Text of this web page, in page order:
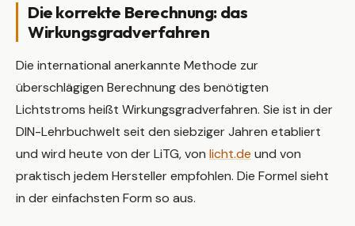
Die korrekte Berechnung: das
Wirkungsgradverfahren
Die international anerkannte Methode zur
überschlägigen Berechnung des benötigten
Lichtstroms heißt Wirkungsgradverfahren. Sie ist in der
DIN-Lehrbuchwelt seit den siebziger Jahren etabliert
und wird heute von der LiTG, von licht.de und von
praktisch jedem Hersteller empfohlen. Die Formel sieht
in der einfachsten Form so aus.